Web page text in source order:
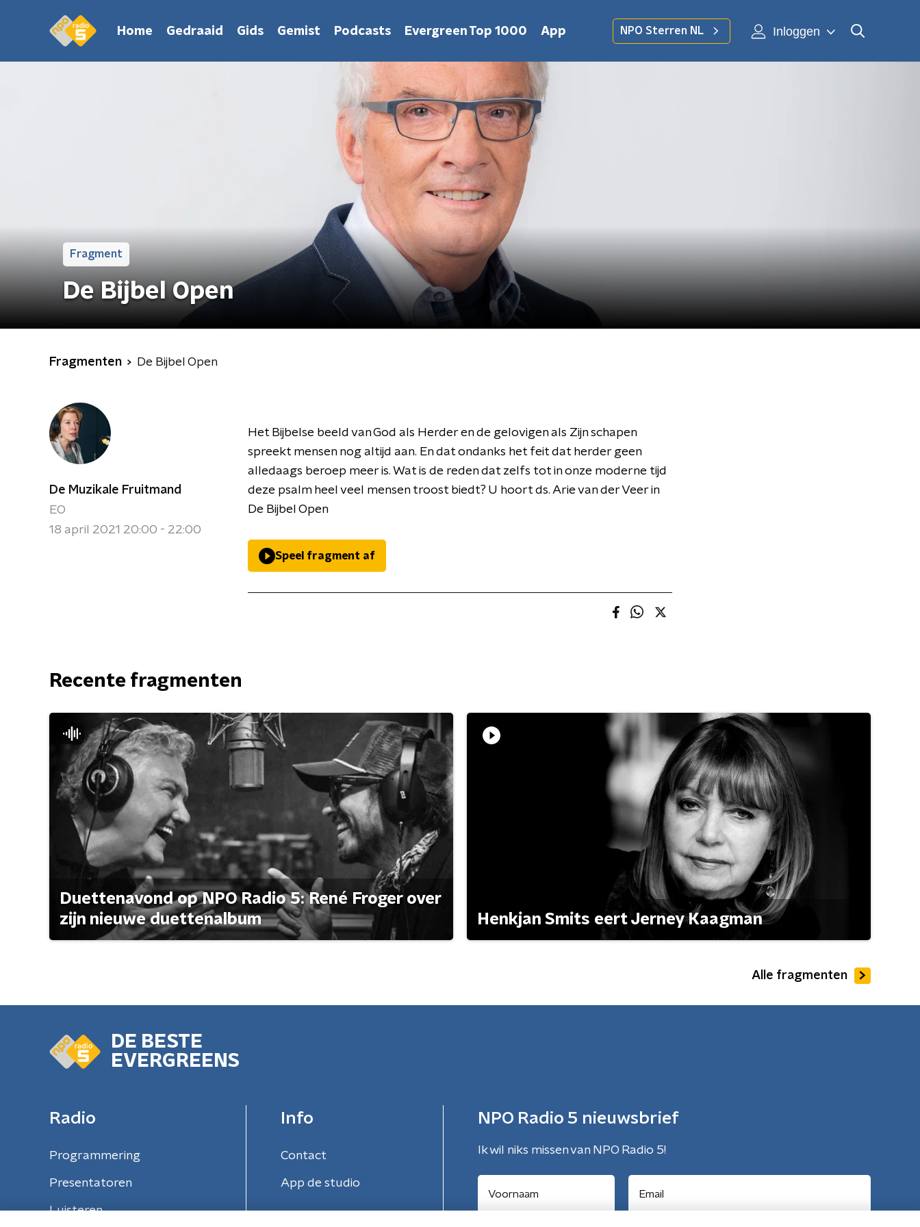
Home Gedraaid Gids Gemist Podcasts Evergreen Top 1000 App NPO Sterren NL Inloggen
Fragment
De Bijbel Open
Fragmenten De Bijbel Open
De Muzikale Fruitmand
EO
18 april 2021 20:00 - 22:00
Het Bijbelse beeld van God als Herder en de gelovigen als Zijn schapen
spreekt mensen nog altijd aan. En dat ondanks het feit dat herder geen
alledaags beroep meer is. Wat is de reden dat zelfs tot in onze moderne tijd
deze psalm heel veel mensen troost biedt? U hoort ds. Arie van der Veer in
De Bijbel Open
Speel fragment af
Recente fragmenten
Duettenavond op NPO Radio 5: René Froger over
zijn nieuwe duettenalbum
Henkjan Smits eert Jerney Kaagman
Alle fragmenten
DE BESTE
EVERGREENS
Radio
Programmering
Presentatoren
Luisteren
Info
Contact
App de studio
NPO Radio 5 nieuwsbrief
Ik wil niks missen van NPO Radio 5!